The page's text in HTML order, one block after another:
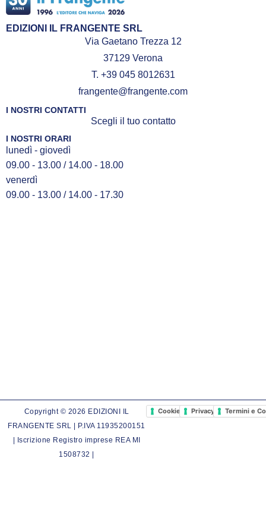
EDIZIONI IL FRANGENTE SRL
Via Gaetano Trezza 12
37129 Verona
T. +39 045 8012631
frangente@frangente.com
I NOSTRI CONTATTI
Scegli il tuo contatto
I NOSTRI ORARI
lunedì - giovedì
09.00 - 13.00 / 14.00 - 18.00
venerdì
09.00 - 13.00 / 14.00 - 17.30
Copyright © 2026 EDIZIONI IL
FRANGENTE SRL | P.IVA 11935200151
| Iscrizione Registro imprese REA MI
1508732 |
Cookie PolicyPrivacy PolicyTermini e